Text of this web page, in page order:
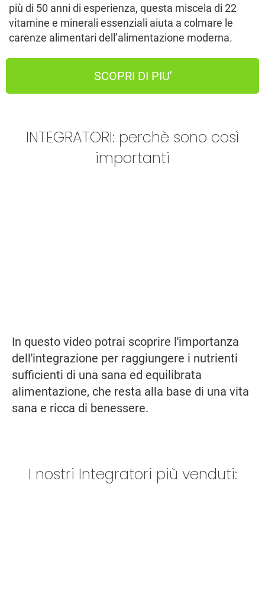
più di 50 anni di esperienza, questa miscela di 22
vitamine e minerali essenziali aiuta a colmare le
carenze alimentari dell’alimentazione moderna.
SCOPRI DI PIU'
INTEGRATORI: perchè sono così
importanti
In questo video potrai scoprire l'importanza
dell'integrazione per raggiungere i nutrienti
sufficienti di una sana ed equilibrata
alimentazione, che resta alla base di una vita
sana e ricca di benessere.
I nostri Integratori più venduti: